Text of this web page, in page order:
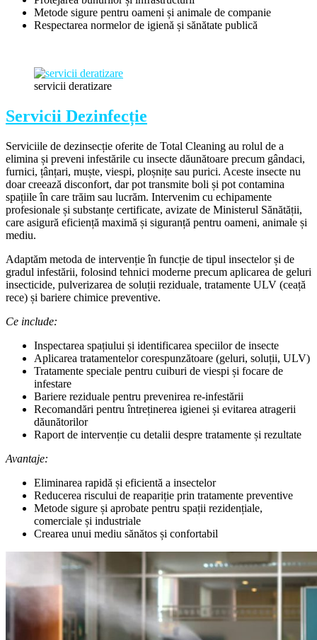
Metode sigure pentru oameni și animale de companie
Respectarea normelor de igienă și sănătate publică
servicii deratizare
Servicii Dezinfecție
Serviciile de dezinsecție oferite de Total Cleaning au rolul de a
elimina și preveni infestările cu insecte dăunătoare precum gândaci,
furnici, țânțari, muște, viespi, ploșnițe sau purici. Aceste insecte nu
doar creează disconfort, dar pot transmite boli și pot contamina
spațiile în care trăim sau lucrăm. Intervenim cu echipamente
profesionale și substanțe certificate, avizate de Ministerul Sănătății,
care asigură eficiență maximă și siguranță pentru oameni, animale și
mediu.
Adaptăm metoda de intervenție în funcție de tipul insectelor și de
gradul infestării, folosind tehnici moderne precum aplicarea de geluri
insecticide, pulverizarea de soluții reziduale, tratamente ULV (ceață
rece) și bariere chimice preventive.
Ce include:
Inspectarea spațiului și identificarea speciilor de insecte
Aplicarea tratamentelor corespunzătoare (geluri, soluții, ULV)
Tratamente speciale pentru cuiburi de viespi și focare de
infestare
Bariere reziduale pentru prevenirea re-infestării
Recomandări pentru întreținerea igienei și evitarea atragerii
dăunătorilor
Raport de intervenție cu detalii despre tratamente și rezultate
Avantaje:
Eliminarea rapidă și eficientă a insectelor
Reducerea riscului de reapariție prin tratamente preventive
Metode sigure și aprobate pentru spații rezidențiale,
comerciale și industriale
Crearea unui mediu sănătos și confortabil